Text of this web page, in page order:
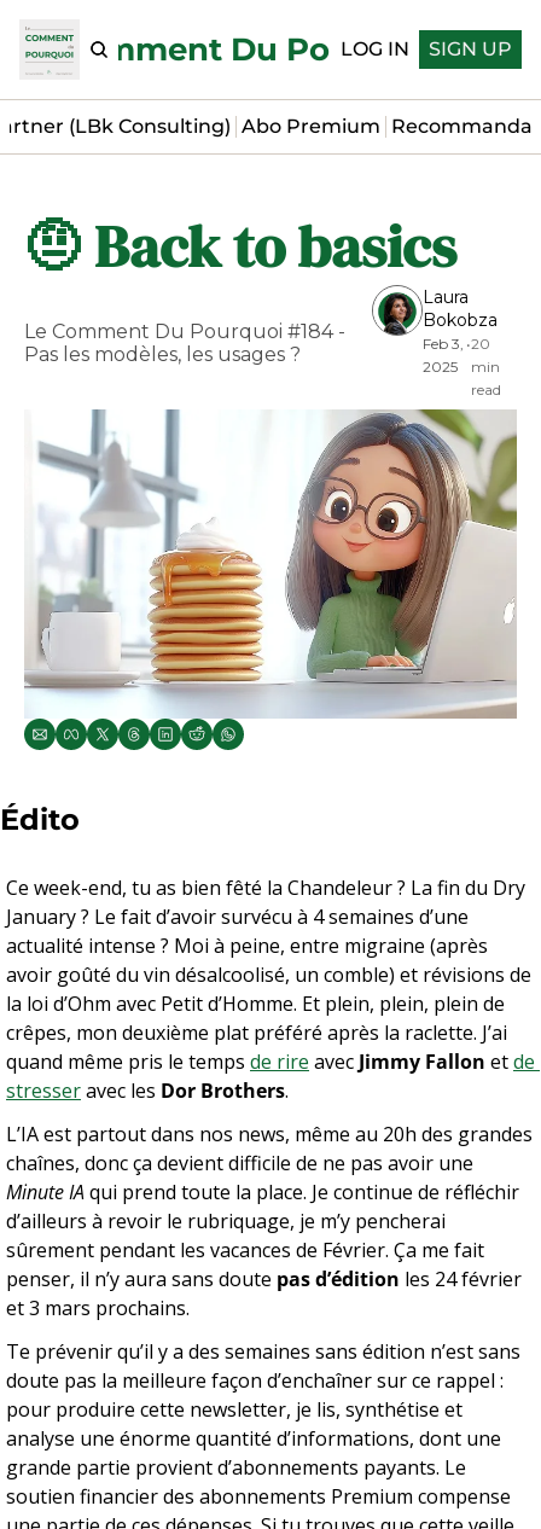
Le Comment Du Pourquoi
LOG IN SIGN UP
(LBk Consulting) Abo Premium
🤨 Back to basics
Le Comment Du Pourquoi #184 -
Pas les modèles, les usages ?
Laura
Bokobza
Feb 3,
2025
•20
min
read
Édito
Ce week-end, tu as bien fêté la Chandeleur ? La fin du Dry
January ? Le fait d’avoir survécu à 4 semaines d’une
actualité intense ? Moi à peine, entre migraine (après
avoir goûté du vin désalcoolisé, un comble) et révisions de
la loi d’Ohm avec Petit d’Homme. Et plein, plein, plein de
crêpes, mon deuxième plat préféré après la raclette. J’ai
quand même pris le temps de rire avec Jimmy Fallon et de
stresser avec les Dor Brothers.
L’IA est partout dans nos news, même au 20h des grandes
Minute IA qui prend toute la place. Je continue de réfléchir
d’ailleurs à revoir le rubriquage, je m’y pencherai
sûrement pendant les vacances de Février. Ça me fait
penser, il n’y aura sans doute pas d’édition les 24 février
et 3 mars prochains.
Te prévenir qu’il y a des semaines sans édition n’est sans
doute pas la meilleure façon d’enchaîner sur ce rappel :
pour produire cette newsletter, je lis, synthétise et
analyse une énorme quantité d’informations, dont une
grande partie provient d’abonnements payants. Le
soutien financier des abonnements Premium compense